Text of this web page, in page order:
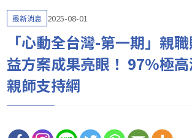
最新消息 2025-08-01
「心動全台灣-第一期」親
益方案成果亮眼！ 97%極
親師支持網